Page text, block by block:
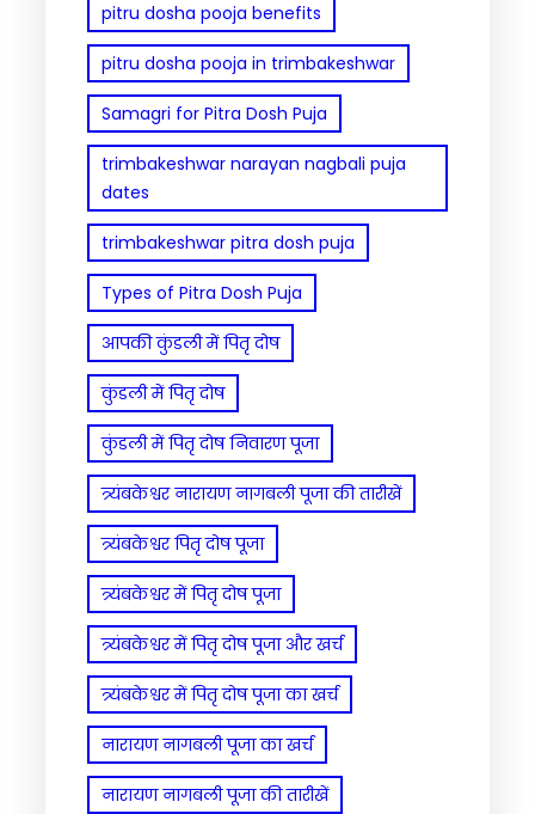
pitru dosha pooja benefits
pitru dosha pooja in trimbakeshwar
Samagri for Pitra Dosh Puja
trimbakeshwar narayan nagbali puja
dates
trimbakeshwar pitra dosh puja
Types of Pitra Dosh Puja
आपकी कुंडली में पितृ दोष
कुंडली में पितृ दोष
कुंडली में पितृ दोष निवारण पूजा
त्र्यंबकेश्वर नारायण नागबली पूजा की तारीखें
त्र्यंबकेश्वर पितृ दोष पूजा
त्र्यंबकेश्वर में पितृ दोष पूजा
त्र्यंबकेश्वर में पितृ दोष पूजा और खर्च
त्र्यंबकेश्वर में पितृ दोष पूजा का खर्च
नारायण नागबली पूजा का खर्च
नारायण नागबली पूजा की तारीखें